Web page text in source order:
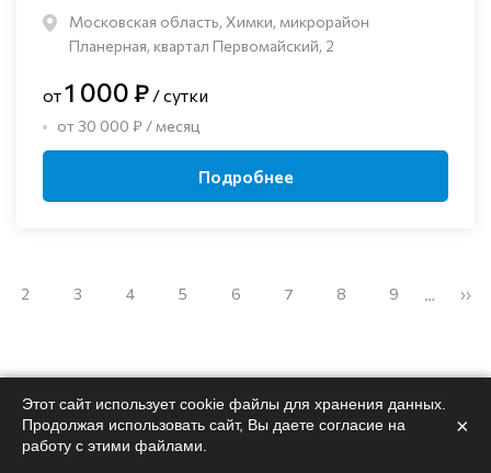
Московская область, Химки, микрорайон
Планерная, квартал Первомайский, 2
от1 000 ₽ / сутки
от 30 000 ₽ / месяц
Подробнее
2 3 4 5 6 7 8 9 … ››
Поможемподобрать
Этот сайт использует cookie файлы для хранения данных.
Продолжая использовать сайт, Вы даете согласие на
работу с этими файлами.
×